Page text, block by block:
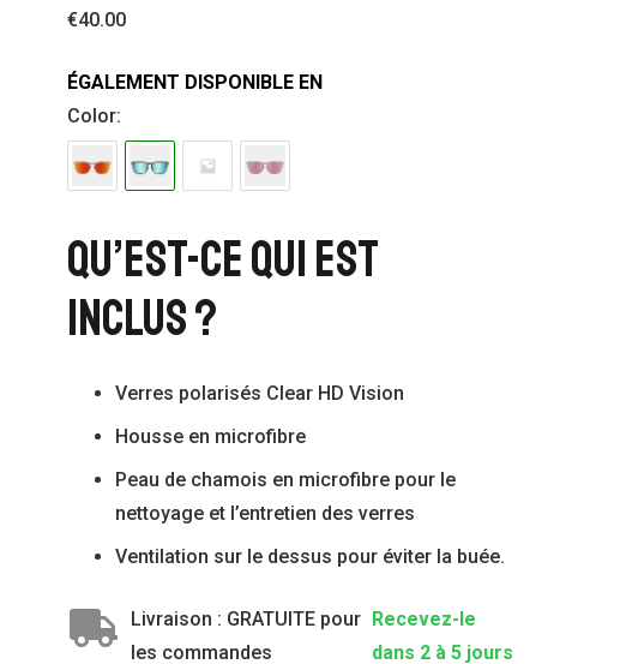
€40.00
ÉGALEMENT DISPONIBLE EN
Color:
Qu’est-Ce Qui Est
Inclus ?
Verres polarisés Clear HD Vision
Housse en microfibre
Peau de chamois en microfibre pour le
nettoyage et l’entretien des verres
Ventilation sur le dessus pour éviter la buée.
Livraison : GRATUITE pour
les commandes
Recevez-le
dans 2 à 5 jours